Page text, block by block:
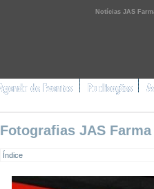
Notícias JAS
Fotografias JAS
Índice